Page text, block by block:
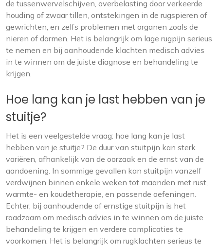
de tussenwervelschijven, overbelasting door verkeerde
houding of zwaar tillen, ontstekingen in de rugspieren of
gewrichten, en zelfs problemen met organen zoals de
nieren of darmen. Het is belangrijk om lage rugpijn serieus
te nemen en bij aanhoudende klachten medisch advies
in te winnen om de juiste diagnose en behandeling te
krijgen.
Hoe lang kan je last hebben van je
stuitje?
Het is een veelgestelde vraag: hoe lang kan je last
hebben van je stuitje? De duur van stuitpijn kan sterk
variëren, afhankelijk van de oorzaak en de ernst van de
aandoening. In sommige gevallen kan stuitpijn vanzelf
verdwijnen binnen enkele weken tot maanden met rust,
warmte- en koudetherapie, en passende oefeningen.
Echter, bij aanhoudende of ernstige stuitpijn is het
raadzaam om medisch advies in te winnen om de juiste
behandeling te krijgen en verdere complicaties te
voorkomen. Het is belangrijk om rugklachten serieus te